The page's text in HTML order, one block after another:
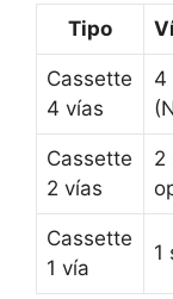
Tipo
Cassette
4 vías
4
Cassette
2 vías
2
Cassette
1 vía
1